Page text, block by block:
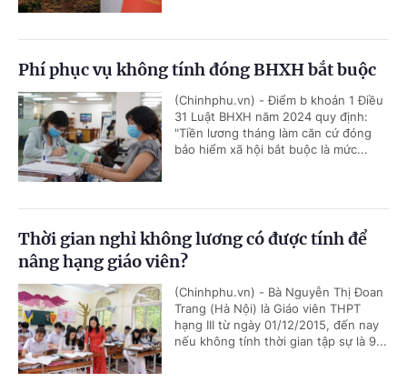
Phí phục vụ không tính đóng BHXH bắt buộc
(Chinhphu.vn) - Điểm b khoản 1 Điều
31 Luật BHXH năm 2024 quy định:
"Tiền lương tháng làm căn cứ đóng
bảo hiểm xã hội bắt buộc là mức...
Thời gian nghỉ không lương có được tính để
nâng hạng giáo viên?
(Chinhphu.vn) - Bà Nguyễn Thị Đoan
Trang (Hà Nội) là Giáo viên THPT
hạng III từ ngày 01/12/2015, đến nay
nếu không tính thời gian tập sự là 9...